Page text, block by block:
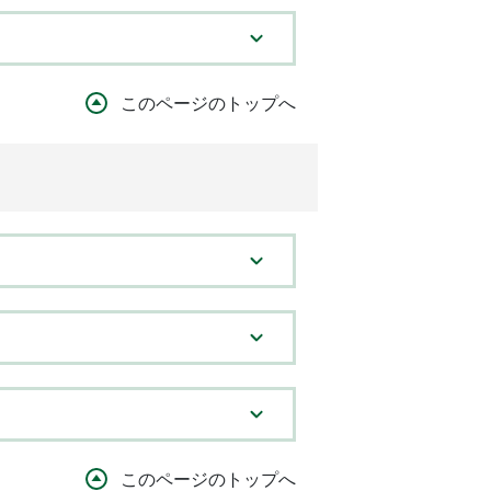
このページのトップへ
このページのトップへ